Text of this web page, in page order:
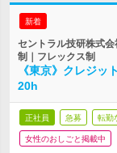
新着
セントラル技研株式
制｜フレックス制
《東京》クレジッ
20h
正社員 急募 転勤
女性のおしごと掲載中